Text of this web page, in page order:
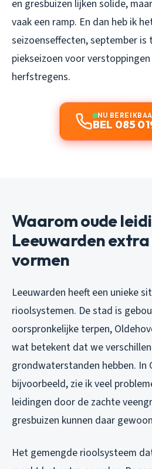
en gresbuizen lijken solide,
vaak een ramp. En dan heb ik
seizoenseffecten, september
piekseizoen voor
herfstregens.
NU
BEL 085
Waarom oude
Leeuwarden extra
vormen
Leeuwarden heeft een unieke
rioolsystemen. De stad is
oorspronkelijke terpen,
wat betekent dat we
grondwaterstanden hebben. In
bijvoorbeeld, zie ik veel
leidingen door de zachte
gresbuizen kunnen daar
Het gemengde rioolsysteem